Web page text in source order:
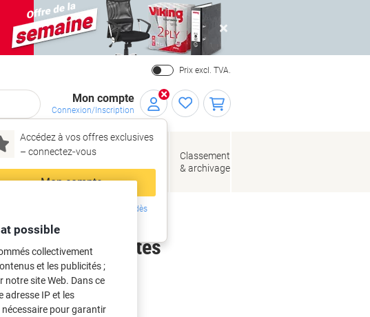
Close
Prix excl. TVA.
Mon compte
Connexion/Inscription
Accédez à vos offres exclusives
– connectez‑vous
Mon compte
Inscrivez-vous dès
maintenant
Papier,
enveloppes
&
emballage
de bureau
Classement
& archivage
cm 250 Unités
possible
collectivement
et les publicités ;
notre site Web. Dans ce
adresse IP et les
pour garantir